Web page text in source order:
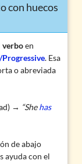
con huecos
verboen
. Esa
o abreviada
→ “Shehas
de abajo
ayuda con el